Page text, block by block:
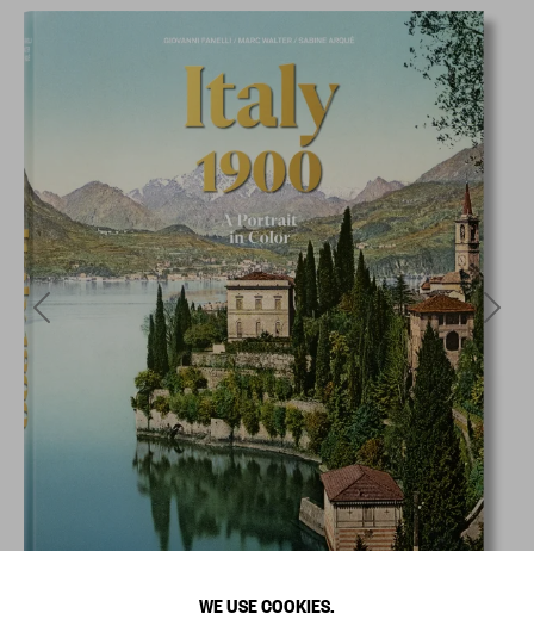
WE USE COOKIES.